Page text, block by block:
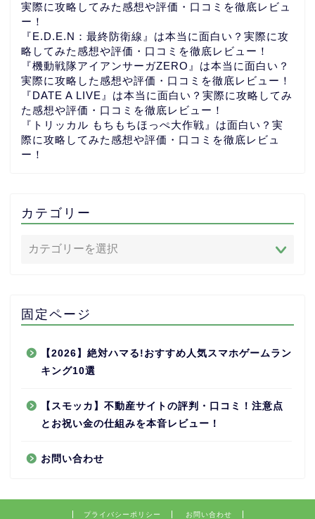
実際に攻略してみた感想や評価・口コミを徹底レビュ
ー！
『E.D.E.N：最終防衛線』は本当に面白い？実際に攻
略してみた感想や評価・口コミを徹底レビュー！
『機動戦隊アイアンサーガZERO』は本当に面白い？
実際に攻略した感想や評価・口コミを徹底レビュー！
『DATE A LIVE』は本当に面白い？実際に攻略してみ
た感想や評価・口コミを徹底レビュー！
『トリッカル もちもちほっぺ大作戦』は面白い？実
際に攻略してみた感想や評価・口コミを徹底レビュ
ー！
カテゴリー
固定ページ
【2026】絶対ハマる!おすすめ人気スマホゲームラン
キング10選
【スモッカ】不動産サイトの評判・口コミ！注意点
とお祝い金の仕組みを本音レビュー！
お問い合わせ
プライバシーポリシー お問い合わせ